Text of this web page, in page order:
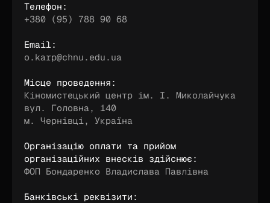
Телефон:
+380 (95) 788 90 68
Email:
o.karp@chnu.edu.ua
Місце проведення:
Кіномистецький центр ім. І. Миколайчука
вул. Головна, 140
м. Чернівці, Україна
Організацію оплати та прийом
організаційних внесків здійснює:
ФОП Бондаренко Владислава Павлівна
Банківські реквізити: